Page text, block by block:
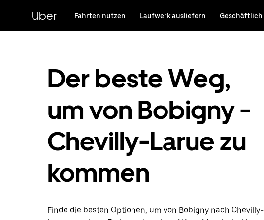
HauptinhaltUber Fahrten nutzen Laufwerk ausliefern Geschäftlich
Der beste Weg,
um von Bobigny -
Chevilly-Larue zu
kommen
Finde die besten Optionen, um von Bobigny nach Chevilly-